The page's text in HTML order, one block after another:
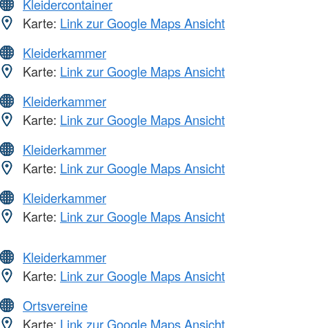
Kleidercontainer
Karte: Link zur Google Maps Ansicht
Kleiderkammer
Karte: Link zur Google Maps Ansicht
Kleiderkammer
Karte: Link zur Google Maps Ansicht
Kleiderkammer
Karte: Link zur Google Maps Ansicht
Kleiderkammer
Karte: Link zur Google Maps Ansicht
Kleiderkammer
Karte: Link zur Google Maps Ansicht
Ortsvereine
Karte: Link zur Google Maps Ansicht